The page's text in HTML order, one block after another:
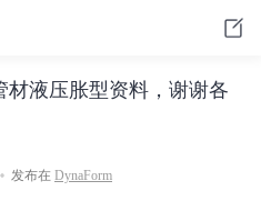
材液压胀型资料，谢谢各
发布在 DynaForm